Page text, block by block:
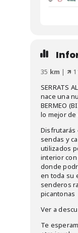
35 km | 🡽
SERRATS
nace una
BERMEO
lo mejor de
Disfrutarás
sendas y
utilizados
interior con
donde
en toda su
senderos
picantonas
Ver a
Te